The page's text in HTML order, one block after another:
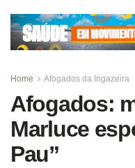
Home Afogados da Ingazeira
Afogados:
Marluce
Pau”